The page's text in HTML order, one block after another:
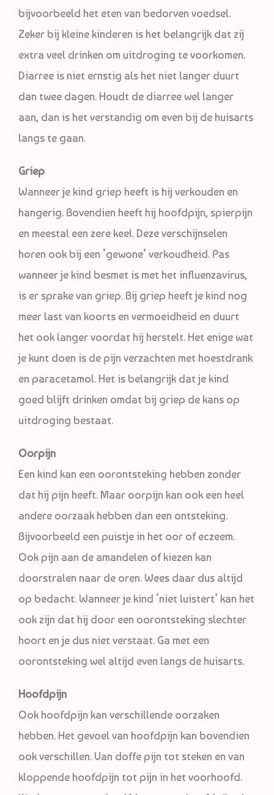
bijvoorbeeld het eten van bedorven voedsel.
Zeker bij kleine kinderen is het belangrijk dat zij
extra veel drinken om uitdroging te voorkomen.
Diarree is niet ernstig als het niet langer duurt
dan twee dagen. Houdt de diarree wel langer
aan, dan is het verstandig om even bij de huisarts
langs te gaan.
Griep
Wanneer je kind griep heeft is hij verkouden en
hangerig. Bovendien heeft hij hoofdpijn, spierpijn
en meestal een zere keel. Deze verschijnselen
horen ook bij een ‘gewone’ verkoudheid. Pas
wanneer je kind besmet is met het influenzavirus,
is er sprake van griep. Bij griep heeft je kind nog
meer last van koorts en vermoeidheid en duurt
het ook langer voordat hij herstelt. Het enige wat
je kunt doen is de pijn verzachten met hoestdrank
en paracetamol. Het is belangrijk dat je kind
goed blijft drinken omdat bij griep de kans op
uitdroging bestaat.
Oorpijn
Een kind kan een oorontsteking hebben zonder
dat hij pijn heeft. Maar oorpijn kan ook een heel
andere oorzaak hebben dan een ontsteking.
Bijvoorbeeld een puistje in het oor of eczeem.
Ook pijn aan de amandelen of kiezen kan
doorstralen naar de oren. Wees daar dus altijd
op bedacht. Wanneer je kind ‘niet luistert’ kan het
ook zijn dat hij door een oorontsteking slechter
hoort en je dus niet verstaat. Ga met een
oorontsteking wel altijd even langs de huisarts.
Hoofdpijn
Ook hoofdpijn kan verschillende oorzaken
hebben. Het gevoel van hoofdpijn kan bovendien
ook verschillen. Van doffe pijn tot steken en van
kloppende hoofdpijn tot pijn in het voorhoofd.